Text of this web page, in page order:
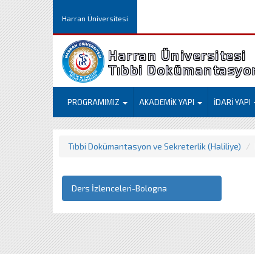
Harran Üniversitesi
Harran Üniversitesi
Tıbbi
PROGRAMIMIZ AKADEMİK YAPI İDARİ YAPI
Tıbbi Dokümantasyon ve Sekreterlik (Haliliye)
Ders İzlenceleri-Bologna